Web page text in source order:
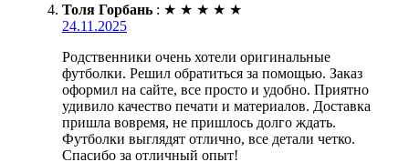
Толя Горбань : ★ ★ ★ ★ ★
24.11.2025
Родственники очень хотели оригинальные
футболки. Решил обратиться за помощью. Заказ
оформил на сайте, все просто и удобно. Приятно
удивило качество печати и материалов. Доставка
пришла вовремя, не пришлось долго ждать.
Футболки выглядят отлично, все детали четко.
Спасибо за отличный опыт!